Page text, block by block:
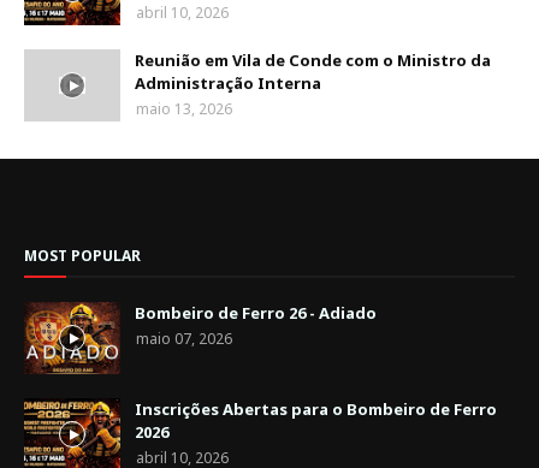
abril 10, 2026
Reunião em Vila de Conde com o Ministro da
Administração Interna
maio 13, 2026
MOST POPULAR
Bombeiro de Ferro 26 - Adiado
maio 07, 2026
Inscrições Abertas para o Bombeiro de Ferro
2026
abril 10, 2026